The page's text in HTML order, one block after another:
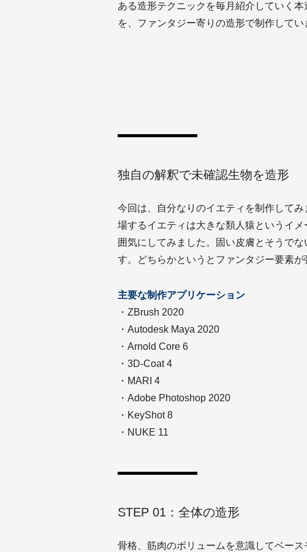
ある造形テクニックを毎月紹介していく
を、ファンタジー寄りの造形で制作してい
独自の解釈で未確認生物を造形
今回は、自分なりのイエティを制作して
場するイエティは大きな類人猿というイ
囲気にしてみました。固い皮膚とそうで
す。どちらかというとファンタジー要素が
主要な制作アプリケーション
・ZBrush 2020
・Autodesk Maya 2020
・Arnold Core 6
・3D-Coat 4
・MARI 4
・Adobe Photoshop 2020
・KeyShot 8
・NUKE 11
STEP 01：全体の造形
骨格、筋肉のボリュームを意識してベー